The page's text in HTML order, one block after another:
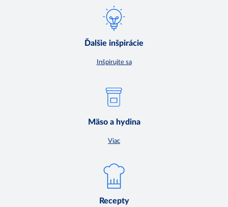
Ďalšie inšpirácie
Inšpirujte sa
Mäso a hydina
Viac
Recepty